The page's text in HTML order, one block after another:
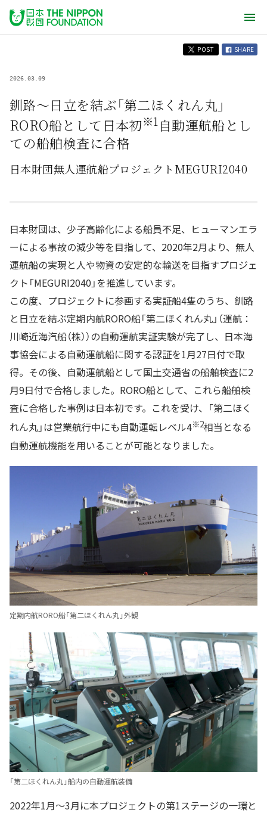
POST SHARE
2026.03.09
釧路～日立を結ぶ「第二ほくれん丸」
RORO船として日本初※1 自動運航船とし
ての船舶検査に合格
日本財団無人運航船プロジェクトMEGURI2040
日本財団は、少子高齢化による船員不足、ヒューマンエラ
ーによる事故の減少等を目指して、2020年2月より、無人
運航船の実現と人や物資の安定的な輸送を目指すプロジェ
クト「MEGURI2040」を推進しています。
この度、プロジェクトに参画する実証船4隻のうち、釧路
と日立を結ぶ定期内航RORO船「第二ほくれん丸」（運航：
川崎近海汽船（株））の自動運航実証実験が完了し、日本海
事協会による自動運航船に関する認証を1月27日付で取
得。その後、自動運航船として国土交通省の船舶検査に2
月9日付で合格しました。RORO船として、これら船舶検
査に合格した事例は日本初です。これを受け、「第二ほく
れん丸」は営業航行中にも自動運転レベル4※2相当となる
自動運航機能を用いることが可能となりました。
定期内航RORO船「第二ほくれん丸」外観
「第二ほくれん丸」船内の自動運航装備
2022年1月～3月に本プロジェクトの第1ステージの一環と